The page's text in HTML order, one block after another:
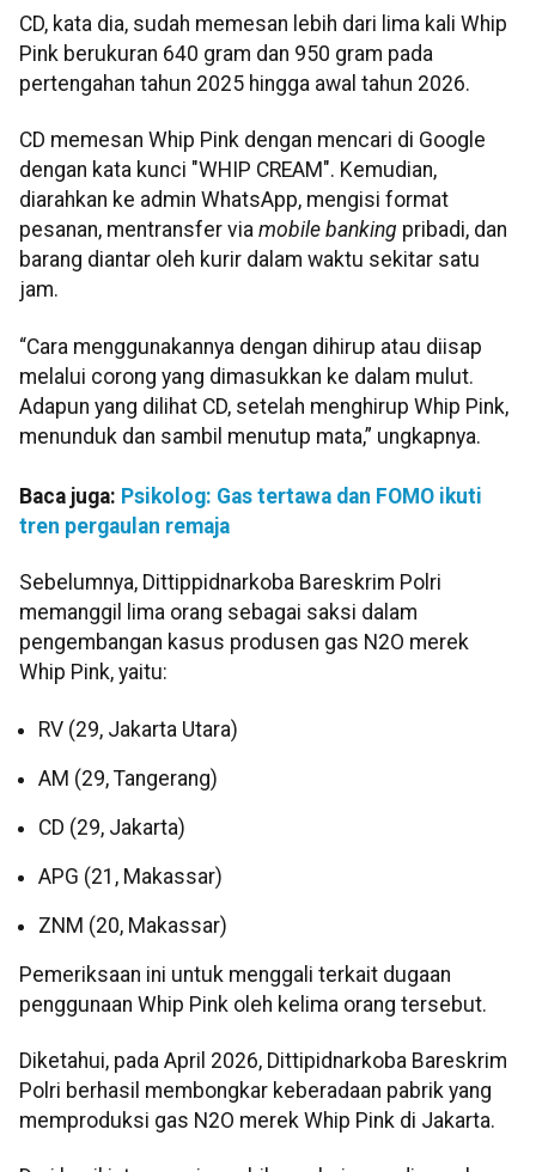
CD, kata dia, sudah memesan lebih dari lima kali Whip
Pink berukuran 640 gram dan 950 gram pada
pertengahan tahun 2025 hingga awal tahun 2026.
CD memesan Whip Pink dengan mencari di Google
dengan kata kunci "WHIP CREAM". Kemudian,
diarahkan ke admin WhatsApp, mengisi format
pesanan, mentransfer via mobile banking pribadi, dan
barang diantar oleh kurir dalam waktu sekitar satu
jam.
“Cara menggunakannya dengan dihirup atau diisap
melalui corong yang dimasukkan ke dalam mulut.
Adapun yang dilihat CD, setelah menghirup Whip Pink,
menunduk dan sambil menutup mata,” ungkapnya.
Baca juga: Psikolog: Gas tertawa dan FOMO ikuti
tren pergaulan remaja
Sebelumnya, Dittippidnarkoba Bareskrim Polri
memanggil lima orang sebagai saksi dalam
pengembangan kasus produsen gas N2O merek
Whip Pink, yaitu:
RV (29, Jakarta Utara)
AM (29, Tangerang)
CD (29, Jakarta)
APG (21, Makassar)
ZNM (20, Makassar)
Pemeriksaan ini untuk menggali terkait dugaan
penggunaan Whip Pink oleh kelima orang tersebut.
Diketahui, pada April 2026, Dittipidnarkoba Bareskrim
Polri berhasil membongkar keberadaan pabrik yang
memproduksi gas N2O merek Whip Pink di Jakarta.